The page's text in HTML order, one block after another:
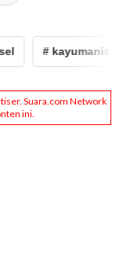
# kayumanis